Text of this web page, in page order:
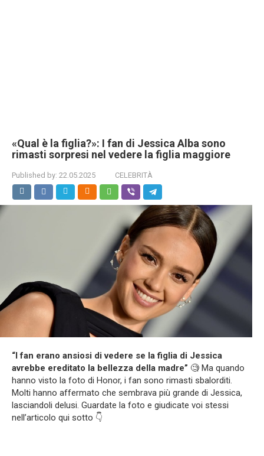
«Qual è la figlia?»: I fan di Jessica Alba sono
rimasti sorpresi nel vedere la figlia maggiore
Published by: 22.05.2025 CELEBRITÀ
“I fan erano ansiosi di vedere se la figlia di Jessica
avrebbe ereditato la bellezza della madre” 🧐 Ma quando
hanno visto la foto di Honor, i fan sono rimasti sbalorditi.
Molti hanno affermato che sembrava più grande di Jessica,
lasciandoli delusi. Guardate la foto e giudicate voi stessi
nell’articolo qui sotto 👇